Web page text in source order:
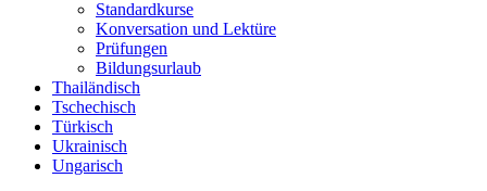
Standardkurse
Konversation und Lektüre
Prüfungen
Bildungsurlaub
Thailändisch
Tschechisch
Türkisch
Ukrainisch
Ungarisch